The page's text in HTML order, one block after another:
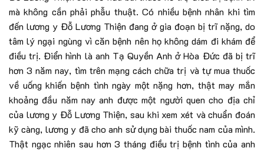
mà không cần phải phẫu thuật. Có nhiều bệnh nhân khi tìm
đến lương y Đỗ Lương Thiện đang ở gia đoạn bị trĩ nặng, do
tâm lý ngại ngùng vì căn bệnh nên họ không dám đi khám để
điều trị. Điển hình là anh Tạ Quyền Anh ở Hòa Đức đã bị trĩ
hơn 3 năm nay, tìm trên mạng cách chữa trị và tự mua thuốc
về uống khiến bệnh tình ngày một nặng hơn, thật may mắn
khoảng đầu năm nay anh được một người quen cho địa chỉ
của lương y Đỗ Lương Thiện, sau khi xem xét và chuẩn đoán
kỹ càng, lương y đã cho anh sử dụng bài thuốc nam của mình.
Thật ngạc nhiên sau hơn 3 tháng điều trị bệnh tình của anh